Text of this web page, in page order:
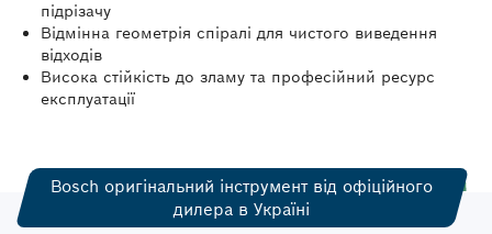
підрізачу
Відмінна геометрія спіралі для чистого виведення
відходів
Висока стійкість до зламу та професійний ресурс
експлуатації
Bosch оригінальний інструмент від офіційного
дилера в Україні